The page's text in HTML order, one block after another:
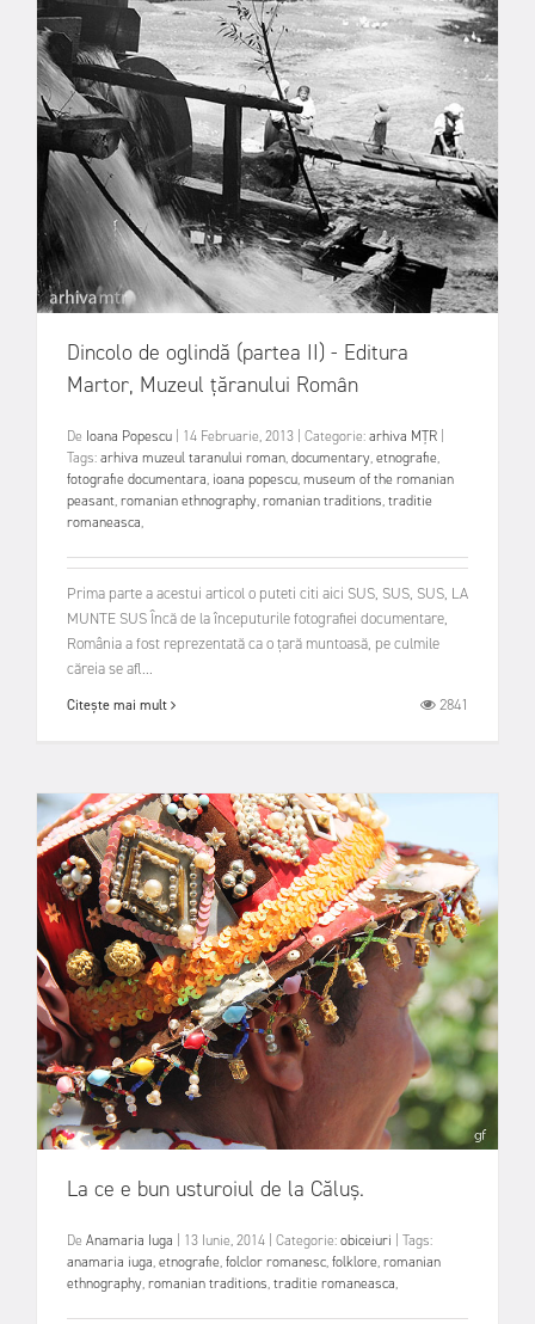
Dincolo de oglindă (partea II) - Editura
Martor, Muzeul țăranului Român
De Ioana Popescu 14 Februarie, 2013 Categorie:arhiva MȚR
Tags:arhiva muzeul taranului roman,documentary,etnografie,
fotografie documentara, ioana popescu,museum of the romanian
peasant,romanian ethnography,romanian traditions,traditie
romaneasca,
Prima parte a acestui articol o puteti citi aici SUS, SUS, SUS, LA
MUNTE SUS Încă de la începuturile fotografiei documentare,
România a fost reprezentată ca o țară muntoasă, pe culmile
căreia se afl...
Citește mai mult 2841
La ce e bun usturoiul de la Căluş.
De Anamaria Iuga 13 Iunie, 2014 Categorie:obiceiuri
Tags:
anamaria iuga,etnografie,folclor romanesc,folklore,romanian
ethnography,romanian traditions,traditie romaneasca,